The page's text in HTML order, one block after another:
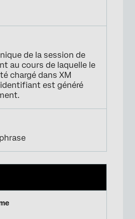
de la session de
au cours de laquelle le
chargé dans XM
est généré